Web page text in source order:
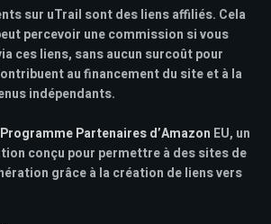
sur uTrail sont des liens affiliés. Cela
percevoir une commission si vous
ces liens, sans aucun surcoût pour
au financement du site et à la
indépendants.
Programme Partenaires d’Amazon EU, un
conçu pour permettre à des sites de
grâce à la création de liens vers